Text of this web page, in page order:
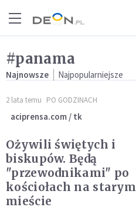
#panama
Najnowsze Najpopularniejsze
2 lata temu PO GODZINACH
aciprensa.com / tk
Ożywili świętych i
biskupów. Będą
"przewodnikami" po
kościołach na starym
mieście